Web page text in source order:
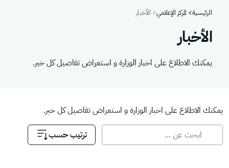
Breadcrumb
الرئيسية المركز الإعلامي الأخبار
الأخبار
يمكنك الاطلاع على اخبار الوزارة و استعراض تفاصيل كل خبر.
يمكنك الاطلاع على اخبار الوزارة و استعراض تفاصيل كل خبر.
ترتيب حسب